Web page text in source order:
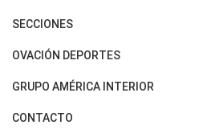
Últimas Noticias
Política
Judiciales
SECCIONES
Horóscopo
Motores
OVACIÓN DEPORTES
Fútbol
Mundial
GRUPO AMÉRICA INTERIOR
Canal 7 en Vivo
CONTACTO